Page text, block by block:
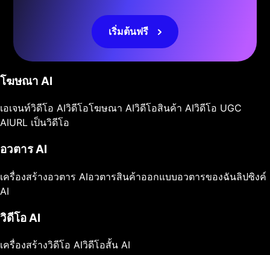
เริ่มต้นฟรี
โฆษณา AI
เอเจนท์วิดีโอ AIวิดีโอโฆษณา AIวิดีโอสินค้า AIวิดีโอ UGC
AIURL เป็นวิดีโอ
อวตาร AI
เครื่องสร้างอวตาร AIอวตารสินค้าออกแบบอวตารของฉันลิปซิงค์
AI
วิดีโอ AI
เครื่องสร้างวิดีโอ AIวิดีโอสั้น AI